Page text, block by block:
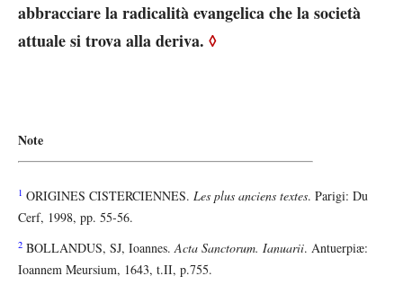
abbracciare la radicalità evangelica che la società
attuale si trova alla deriva. ◊
Note
1 ORIGINES CISTERCIENNES. Les plus anciens textes. Parigi: Du
Cerf, 1998, pp. 55-56.
2 BOLLANDUS, SJ, Ioannes.Acta Sanctorum. Ianuarii. Antuerpiæ:
Ioannem Meursium, 1643, t.II, p.755.